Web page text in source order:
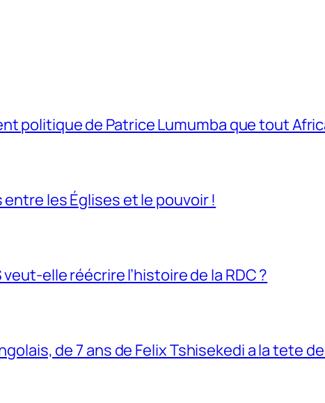
politique de Patrice Lumumba que tout
les Églises et le pouvoir !
elle réécrire l’histoire de la RDC ?
de 7 ans de Felix Tshisekedi a la tete de